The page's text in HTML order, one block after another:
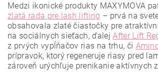
Vložením hodnotenie súhlasíte s
osobných údajov
Medzi ikonické produkty MAXYMOVA
zlatá rada pre lash lifting – prvá na
obsahovala zlaté čiastočky pre
na sociálnych sieťach, ďalejAfter Lift
z prvých vypĺňačov rias na trhu, či
prípravok, ktorý regeneruje riasy pred
zároveň urýchľuje prenikanie aktívnych